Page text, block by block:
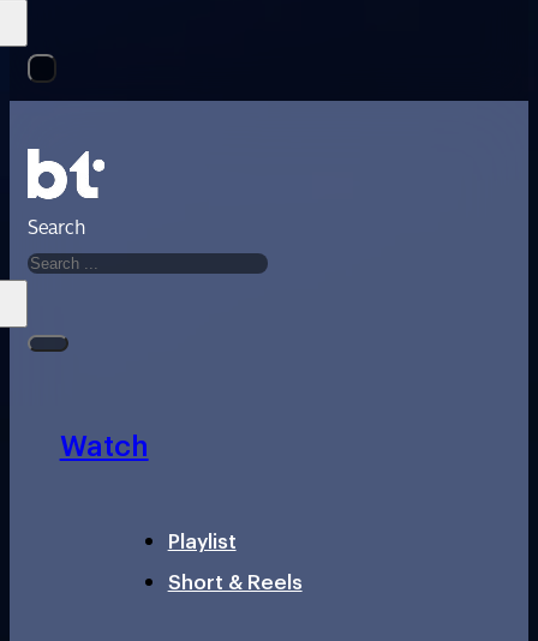
Search
Watch
Playlist
Short & Reels